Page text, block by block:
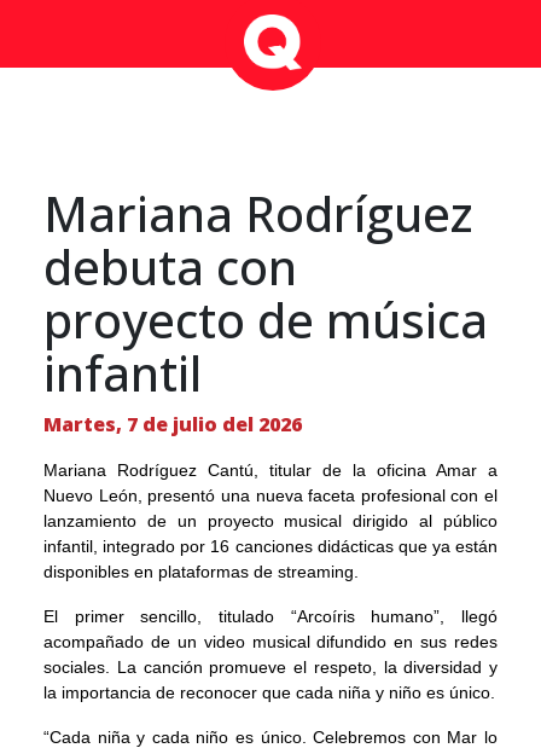
Mariana Rodríguez
debuta con
proyecto de música
infantil
Martes, 7 de julio del 2026
Mariana Rodríguez Cantú, titular de la oficina Amar a
Nuevo León, presentó una nueva faceta profesional con el
lanzamiento de un proyecto musical dirigido al público
infantil, integrado por 16 canciones didácticas que ya están
disponibles en plataformas de streaming.
El primer sencillo, titulado “Arcoíris humano”, llegó
acompañado de un video musical difundido en sus redes
sociales. La canción promueve el respeto, la diversidad y
la importancia de reconocer que cada niña y niño es único.
“Cada niña y cada niño es único. Celebremos con Mar lo